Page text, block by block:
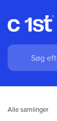
Alle samlinger